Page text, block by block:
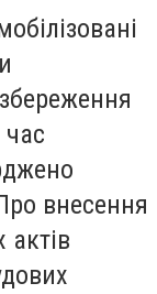
внесення